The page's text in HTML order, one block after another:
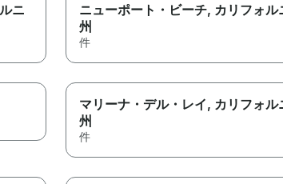
ニ
ニューポート・ビーチ, カリフォル
州
件
マリーナ・デル・レイ, カリフォル
州
件